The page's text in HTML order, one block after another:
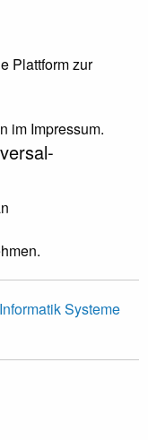
Plattform zur
im Impressum.
Systeme